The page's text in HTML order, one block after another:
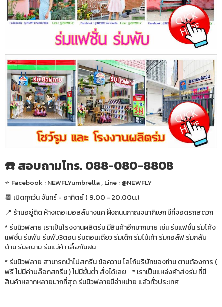
☎️ สอบถามโทร. 088-080-8808
⭐️ Facebook : NEWFLYumbrella , Line : @NEWFLY
📆 เปิดทุกวัน จันทร์ - อาทิตย์ ( 9.00 - 20.00น.)
📍 ร้านอยู่ติด ห้างเดอะมอลล์บางแค ฝั่งถนนกาญจนาภิเษก มีที่จอดรถสดวก
* ร่มนิวฟลาย เราเป็นโรงงานผลิตร่ม มีสินค้าอีกมากมาย เช่น ร่มแฟชั่น ร่มโค้ง
แฟชั่น ร่มพับ ร่มพับ3ตอน ร่มตอนเดียว ร่มเด็ก ร่มไม้เท้า ร่มกอล์ฟ ร่มกลับ
ด้าน ร่มสนาม ร่มแม่ค้า เสื้อกันฝน
* ร่มนิวฟลาย สามารถนำไปสกรีน ข้อความ โลโก้บริษัทของท่าน ตามต้องการ (
ฟรี ไม่มีค่าบล๊อกสกรีน ) ไม่มีขั้นต่ำ สั่งได้เลย * เราเป็นแหล่งค้าส่งร่ม ที่มี
สินค้าหลากหลายมากที่สุด ร่มนิวฟลายมีจำหน่าย แล้วทั่วประเทศ